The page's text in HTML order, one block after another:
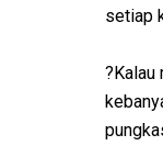
setiap
?Kalau